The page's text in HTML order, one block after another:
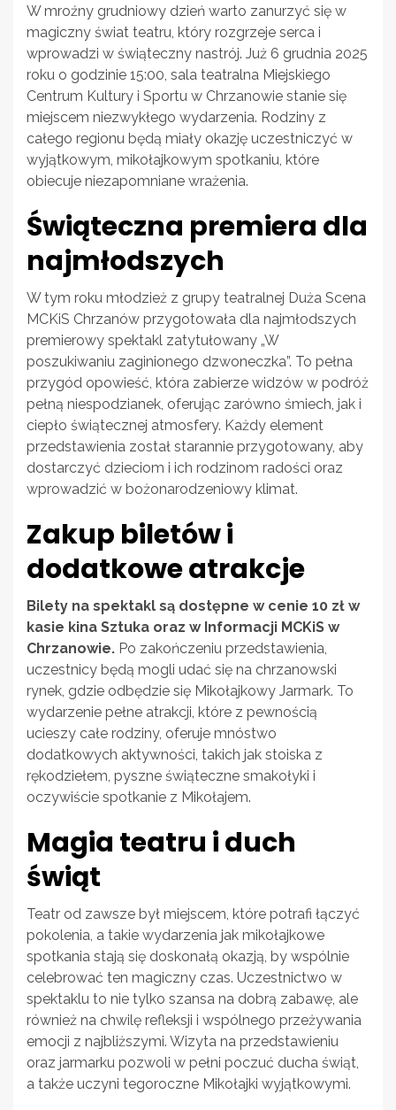
W mroźny grudniowy dzień warto zanurzyć się w
magiczny świat teatru, który rozgrzeje serca i
wprowadzi w świąteczny nastrój. Już 6 grudnia 2025
roku o godzinie 15:00, sala teatralna Miejskiego
Centrum Kultury i Sportu w Chrzanowie stanie się
miejscem niezwykłego wydarzenia. Rodziny z
całego regionu będą miały okazję uczestniczyć w
wyjątkowym, mikołajkowym spotkaniu, które
obiecuje niezapomniane wrażenia.
Świąteczna premiera dla
najmłodszych
W tym roku młodzież z grupy teatralnej Duża Scena
MCKiS Chrzanów przygotowała dla najmłodszych
premierowy spektakl zatytułowany „W
poszukiwaniu zaginionego dzwoneczka”. To pełna
przygód opowieść, która zabierze widzów w podróż
pełną niespodzianek, oferując zarówno śmiech, jak i
ciepło świątecznej atmosfery. Każdy element
przedstawienia został starannie przygotowany, aby
dostarczyć dzieciom i ich rodzinom radości oraz
wprowadzić w bożonarodzeniowy klimat.
Zakup biletów i
dodatkowe atrakcje
Bilety na spektakl są dostępne w cenie 10 zł w
kasie kina Sztuka oraz w Informacji MCKiS w
Chrzanowie. Po zakończeniu przedstawienia,
uczestnicy będą mogli udać się na chrzanowski
rynek, gdzie odbędzie się Mikołajkowy Jarmark. To
wydarzenie pełne atrakcji, które z pewnością
ucieszy całe rodziny, oferuje mnóstwo
dodatkowych aktywności, takich jak stoiska z
rękodziełem, pyszne świąteczne smakołyki i
oczywiście spotkanie z Mikołajem.
Magia teatru i duch
świąt
Teatr od zawsze był miejscem, które potrafi łączyć
pokolenia, a takie wydarzenia jak mikołajkowe
spotkania stają się doskonałą okazją, by wspólnie
celebrować ten magiczny czas. Uczestnictwo w
spektaklu to nie tylko szansa na dobrą zabawę, ale
również na chwilę refleksji i wspólnego przeżywania
emocji z najbliższymi. Wizyta na przedstawieniu
oraz jarmarku pozwoli w pełni poczuć ducha świąt,
a także uczyni tegoroczne Mikołajki wyjątkowymi.